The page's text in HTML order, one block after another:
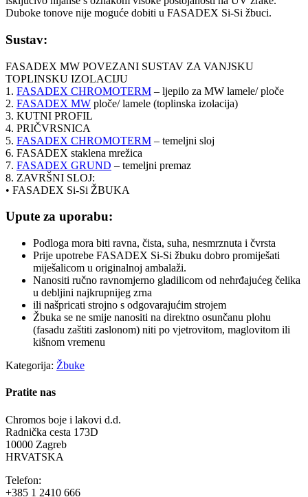
Duboke tonove nije moguće dobiti u FASADEX Si-Si žbuci.
Sustav:
FASADEX MW POVEZANI SUSTAV ZA VANJSKU
TOPLINSKU IZOLACIJU
1. FASADEX CHROMOTERM – ljepilo za MW lamele/ ploče
2. FASADEX MW ploče/ lamele (toplinska izolacija)
3. KUTNI PROFIL
4. PRIČVRSNICA
5. FASADEX CHROMOTERM – temeljni sloj
6. FASADEX staklena mrežica
7. FASADEX GRUND – temeljni premaz
8. ZAVRŠNI SLOJ:
• FASADEX Si-Si ŽBUKA
Upute za uporabu:
Podloga mora biti ravna, čista, suha, nesmrznuta i čvrsta
Prije upotrebe FASADEX Si-Si žbuku dobro promiješati
miješalicom u originalnoj ambalaži.
Nanositi ručno ravnomjerno gladilicom od nehrđajućeg čelika
u debljini najkrupnijeg zrna
ili našpricati strojno s odgovarajućim strojem
Žbuka se ne smije nanositi na direktno osunčanu plohu
(fasadu zaštiti zaslonom) niti po vjetrovitom, maglovitom ili
kišnom vremenu
Kategorija: Žbuke
Pratite nas
Chromos boje i lakovi d.d.
Radnička cesta 173D
10000 Zagreb
HRVATSKA
Telefon:
+385 1 2410 666